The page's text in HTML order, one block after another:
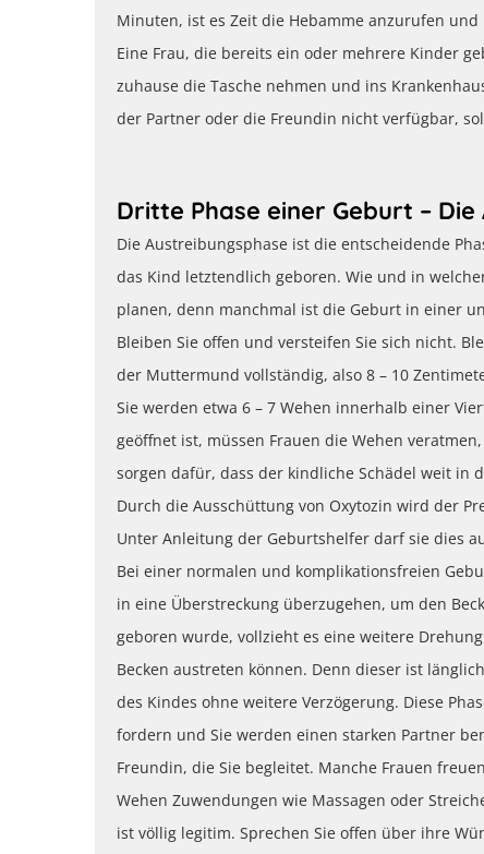
Minuten, ist es Zeit die Hebamme anzurufen
Eine Frau, die bereits ein oder mehrere Kinder
zuhause die Tasche nehmen und ins
der Partner oder die Freundin nicht verfügbar,
Dritte Phase einer Geburt –
Die Austreibungsphase ist die entscheidende
das Kind letztendlich geboren. Wie und in
planen, denn manchmal ist die Geburt in einer
Bleiben Sie offen und versteifen Sie sich nicht.
der Muttermund vollständig, also 8 – 10
Sie werden etwa 6 – 7 Wehen innerhalb einer
geöffnet ist, müssen Frauen die Wehen
sorgen dafür, dass der kindliche Schädel weit in
Durch die Ausschüttung von Oxytozin wird der
Unter Anleitung der Geburtshelfer darf sie dies
Bei einer normalen und komplikationsfreien
in eine Überstreckung überzugehen, um den
geboren wurde, vollzieht es eine weitere
Becken austreten können. Denn dieser ist
des Kindes ohne weitere Verzögerung. Diese
fordern und Sie werden einen starken Partner
Freundin, die Sie begleitet. Manche Frauen
Wehen Zuwendungen wie Massagen oder
ist völlig legitim. Sprechen Sie offen über ihre